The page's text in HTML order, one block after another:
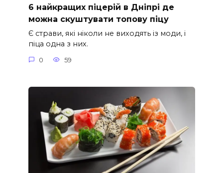
6 найкращих піцерій в Дніпрі де
можна скуштувати топову піцу
Є страви, які ніколи не виходять із моди, і
піца одна з них.
0 59